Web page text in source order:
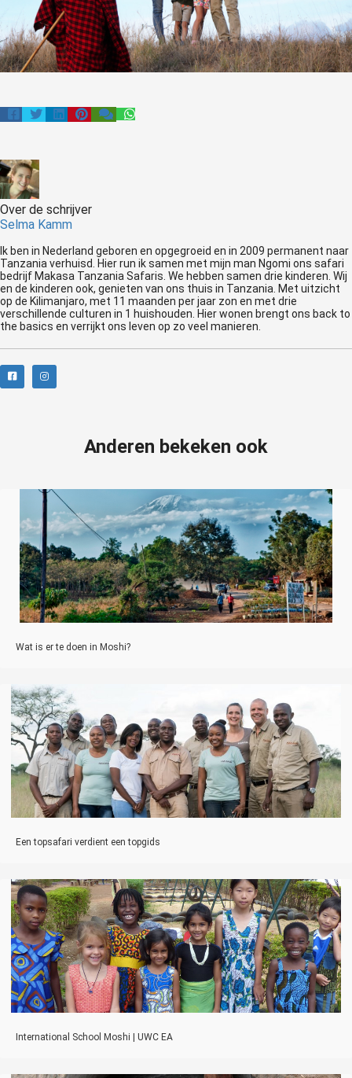
Over de schrijver
Selma Kamm
Ik ben in Nederland geboren en opgegroeid en in 2009 permanent naar
Tanzania verhuisd. Hier run ik samen met mijn man Ngomi ons safari
bedrijf Makasa Tanzania Safaris. We hebben samen drie kinderen. Wij
en de kinderen ook, genieten van ons thuis in Tanzania. Met uitzicht
op de Kilimanjaro, met 11 maanden per jaar zon en met drie
verschillende culturen in 1 huishouden. Hier wonen brengt ons back to
the basics en verrijkt ons leven op zo veel manieren.
Anderen bekeken ook
Wat is er te doen in Moshi?
Een topsafari verdient een topgids
International School Moshi | UWC EA